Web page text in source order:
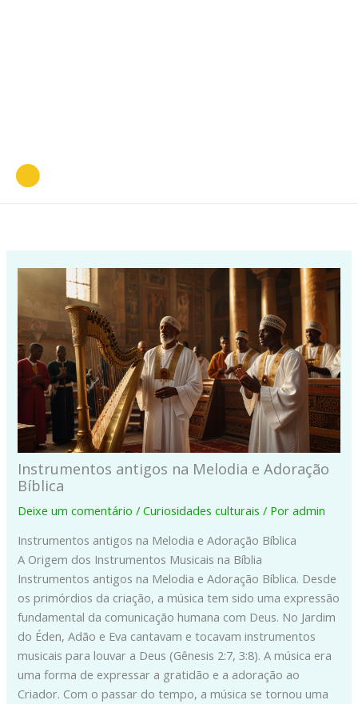
Instrumentos antigos na Melodia e Adoração
Bíblica
Deixe um comentário /Curiosidades culturais / Poradmin
Instrumentos antigos na Melodia e Adoração Bíblica
A Origem dos Instrumentos Musicais na Bíblia
Instrumentos antigos na Melodia e Adoração Bíblica. Desde
os primórdios da criação, a música tem sido uma expressão
fundamental da comunicação humana com Deus. No Jardim
do Éden, Adão e Eva cantavam e tocavam instrumentos
musicais para louvar a Deus (Gênesis 2:7, 3:8). A música era
uma forma de expressar a gratidão e a adoração ao
Criador. Com o passar do tempo, a música se tornou uma